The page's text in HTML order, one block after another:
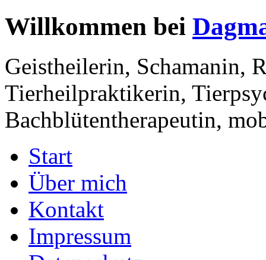
Willkommen bei
Geistheilerin, Schamanin,
Tierheilpraktikerin,
Bachblütentherapeutin,
Start
Über mich
Kontakt
Impressum